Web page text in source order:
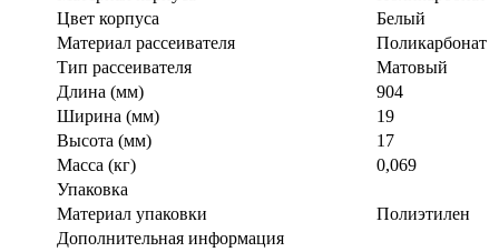
Цвет корпуса
Белый
Материал рассеивателя
Поликарбонат
Тип рассеивателя
Матовый
Длина (мм)
904
Ширина (мм)
19
Высота (мм)
17
Масса (кг)
0,069
Упаковка
Материал упаковки
Полиэтилен
Дополнительная информация